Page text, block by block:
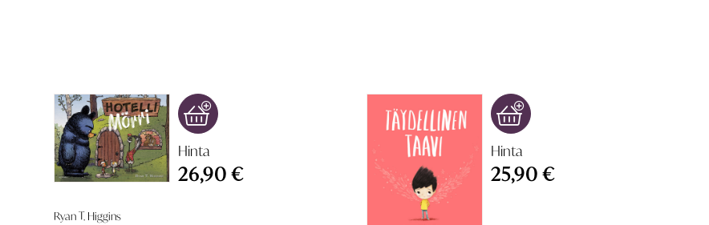
Hinta
26,90 €
Ryan T. Higgins
Hinta
25,90 €